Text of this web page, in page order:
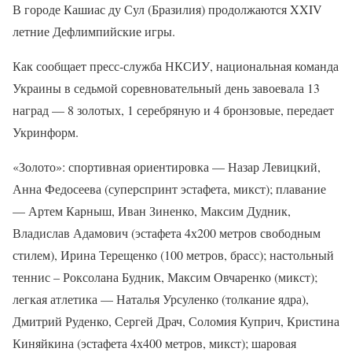
В городе Кашиас ду Сул (Бразилия) продолжаются XXIV
летние Дефлимпийские игры.
Как сообщает пресс-служба НКСИУ, национальная команда
Украины в седьмой соревновательный день завоевала 13
наград — 8 золотых, 1 серебряную и 4 бронзовые, передает
Укринформ.
«Золото»: спортивная ориентировка — Назар Левицкий,
Анна Федосеева (суперспринт эстафета, микст); плавание
— Артем Карныш, Иван Зиненко, Максим Дудник,
Владислав Адамович (эстафета 4х200 метров свободным
стилем), Ирина Терещенко (100 метров, брасс); настольный
теннис – Роксолана Будник, Максим Овчаренко (микст);
легкая атлетика — Наталья Урсуленко (толкание ядра),
Дмитрий Руденко, Сергей Драч, Соломия Куприч, Кристина
Киняйкина (эстафета 4х400 метров, микст); шаровая